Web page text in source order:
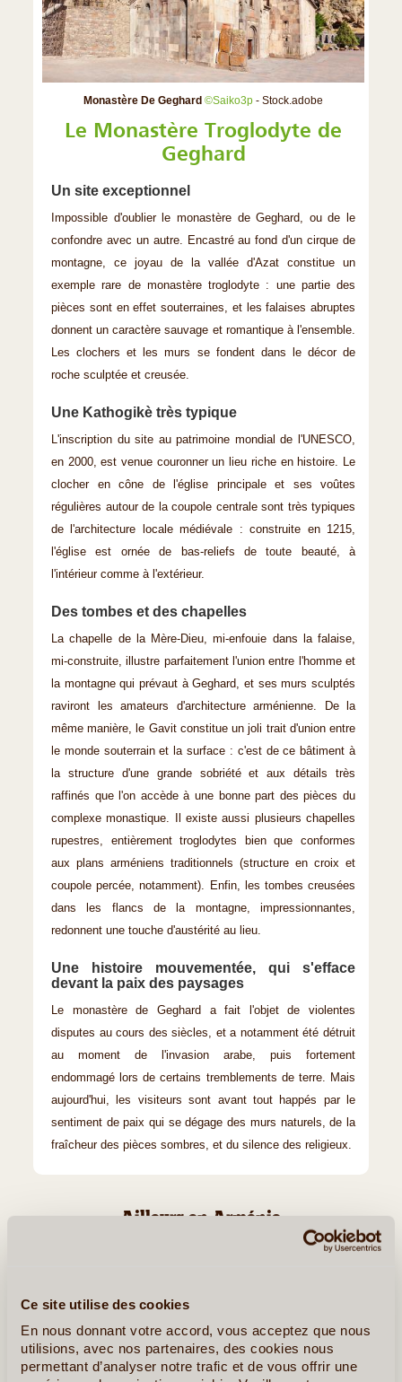
Ce site utilise des cookies
En nous donnant votre accord, vous acceptez que nous
utilisions, avec nos partenaires, des cookies nous
permettant d’analyser notre trafic et de vous offrir une
Monastère De Geghard ©Saiko3p - Stock.adobe
Le Monastère Troglodyte de
Geghard
Un site exceptionnel
Impossible d'oublier le monastère de Geghard, ou de le
confondre avec un autre. Encastré au fond d'un cirque de
montagne, ce joyau de la vallée d'Azat constitue un
exemple rare de monastère troglodyte : une partie des
pièces sont en effet souterraines, et les falaises abruptes
donnent un caractère sauvage et romantique à l'ensemble.
Les clochers et les murs se fondent dans le décor de
roche sculptée et creusée.
Une Kathogikè très typique
L'inscription du site au patrimoine mondial de l'UNESCO,
en 2000, est venue couronner un lieu riche en histoire. Le
clocher en cône de l'église principale et ses voûtes
régulières autour de la coupole centrale sont très typiques
de l'architecture locale médiévale : construite en 1215,
l'église est ornée de bas-reliefs de toute beauté, à
l'intérieur comme à l'extérieur.
Des tombes et des chapelles
La chapelle de la Mère-Dieu, mi-enfouie dans la falaise,
mi-construite, illustre parfaitement l'union entre l'homme et
la montagne qui prévaut à Geghard, et ses murs sculptés
raviront les amateurs d'architecture arménienne. De la
même manière, le Gavit constitue un joli trait d'union entre
le monde souterrain et la surface : c'est de ce bâtiment à
la structure d'une grande sobriété et aux détails très
raffinés que l'on accède à une bonne part des pièces du
complexe monastique. Il existe aussi plusieurs chapelles
rupestres, entièrement troglodytes bien que conformes
aux plans arméniens traditionnels (structure en croix et
coupole percée, notamment). Enfin, les tombes creusées
dans les flancs de la montagne, impressionnantes,
redonnent une touche d'austérité au lieu.
Une histoire mouvementée, qui s'efface
devant la paix des paysages
Le monastère de Geghard a fait l'objet de violentes
disputes au cours des siècles, et a notamment été détruit
au moment de l'invasion arabe, puis fortement
endommagé lors de certains tremblements de terre. Mais
aujourd'hui, les visiteurs sont avant tout happés par le
sentiment de paix qui se dégage des murs naturels, de la
fraîcheur des pièces sombres, et du silence des religieux.
Ailleurs en Arménie